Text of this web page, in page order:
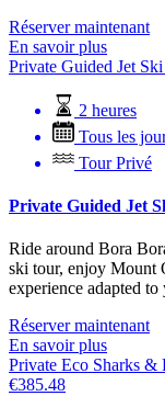
Réserver maintenant
En savoir plus
Private Guided Jet
2 heures
Tous les
Tour Privé
Private Guided Jet
Ride around Bora
ski tour, enjoy Mount
experience adapted
Réserver maintenant
En savoir plus
Private Eco Sharks &
€385.48